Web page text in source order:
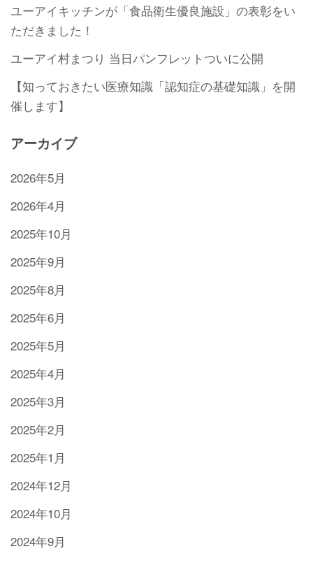
ユーアイキッチンが「食品衛生優良施設」の表彰をい
ただきました！
ユーアイ村まつり 当日パンフレットついに公開
【知っておきたい医療知識「認知症の基礎知識」を開
催します】
アーカイブ
2026年5月
2026年4月
2025年10月
2025年9月
2025年8月
2025年6月
2025年5月
2025年4月
2025年3月
2025年2月
2025年1月
2024年12月
2024年10月
2024年9月